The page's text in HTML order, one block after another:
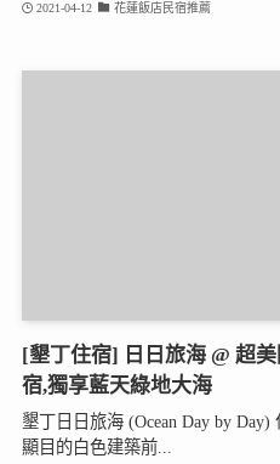
2021-04-12 花蓮飯店民宿推薦
[墾丁住宿] 日日旅海 @ 超
宿,獨享藍天綠地大海
墾丁日日旅海 (Ocean Day by
顯目的白色建築前...